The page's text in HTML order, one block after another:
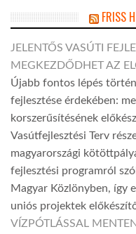
FRISS
JELENTŐS VASÚTI
MEGKEZDŐDHET AZ
Újabb fontos lépés
fejlesztése érdekében:
korszerűsítésének
Vasútfejlesztési Terv
magyarországi
fejlesztési programról
Magyar Közlönyben, így
uniós projektek
VÍZPÓTLÁSSAL